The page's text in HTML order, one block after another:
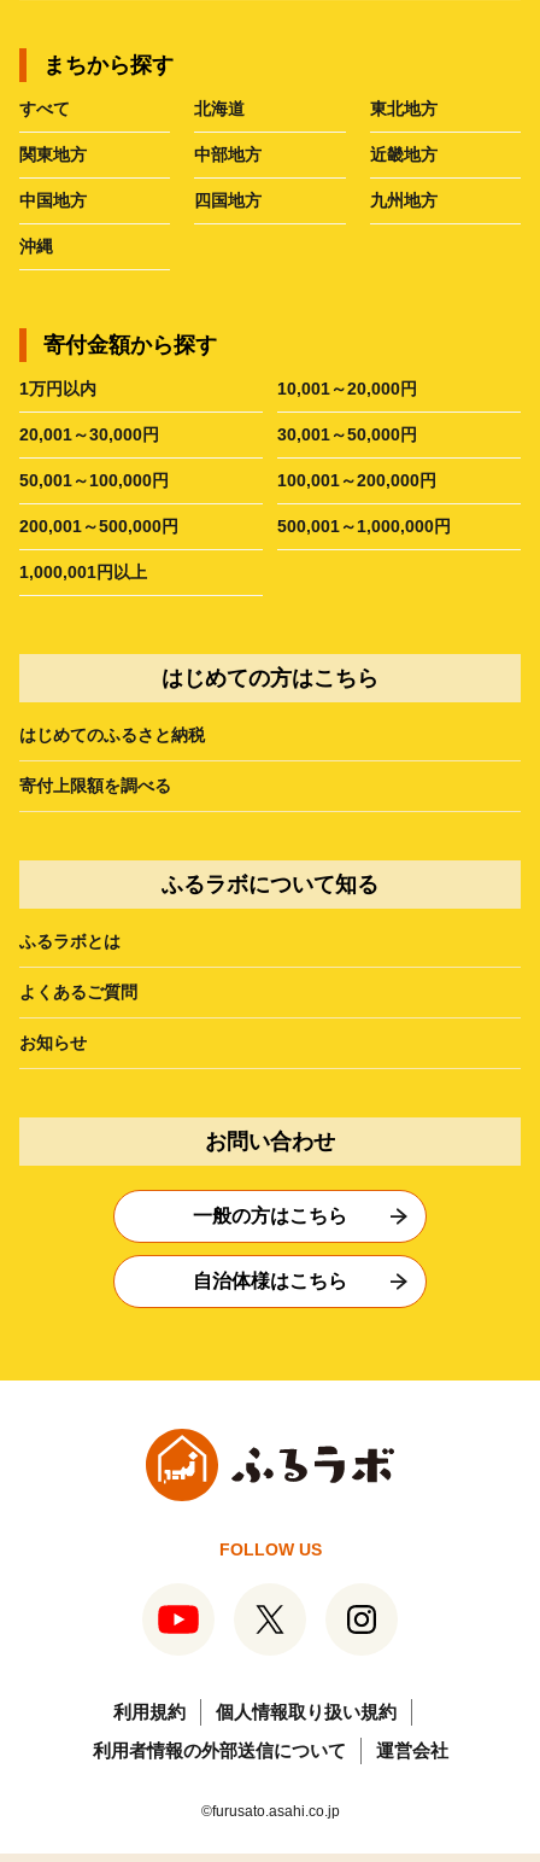
まちから探す
すべて 北海道 東北地方
関東地方 中部地方 近畿地方
中国地方 四国地方 九州地方
沖縄
寄付金額から探す
1万円以内 10,001～20,000円
20,001～30,000円 30,001～50,000円
50,001～100,000円 100,001～200,000円
200,001～500,000円 500,001～1,000,000円
1,000,001円以上
はじめての方はこちら
はじめてのふるさと納税
寄付上限額を調べる
ふるラボについて知る
ふるラボとは
よくあるご質問
お知らせ
お問い合わせ
一般の方はこちら
自治体様はこちら
FOLLOW US
利用規約
個人情報取り扱い規約
利用者情報の外部送信について
運営会社
©furusato.asahi.co.jp